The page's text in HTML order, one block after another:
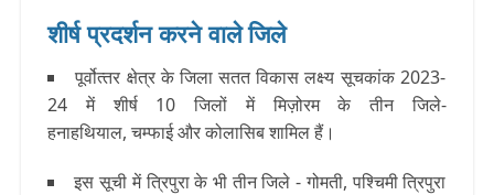
शीर्ष प्रदर्शन करने वाले जिले
पूर्वोत्‍तर क्षेत्र के जिला सतत विकास लक्ष्य सूचकांक 2023-
24 में शीर्ष 10 जिलों में मिज़ोरम के तीन जिले-
हनाहथियाल, चम्फाई और कोलासिब शामिल हैं।
इस सूची में त्रिपुरा के भी तीन जिले - गोमती, पश्चिमी त्रिपुरा